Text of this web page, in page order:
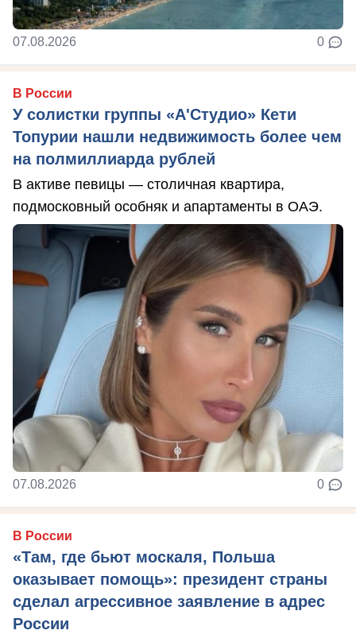
07.08.2026 0
В России
У солистки группы «А'Студио» Кети
Топурии нашли недвижимость более чем
на полмиллиарда рублей
В активе певицы — столичная квартира,
подмосковный особняк и апартаменты в ОАЭ.
07.08.2026 0
В России
«Там, где бьют москаля, Польша
оказывает помощь»: президент страны
сделал агрессивное заявление в адрес
России